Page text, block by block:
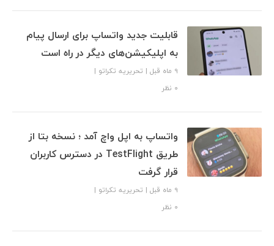
قابلیت جدید واتساپ برای ارسال پیام
به اپلیکیشن‌های دیگر در راه است
9 ماه قبل | تحریریه تکراتو |
۰ نظر
واتساپ به اپل واچ آمد ؛ نسخه بتا از
طریق TestFlight در دسترس کاربران
قرار گرفت
9 ماه قبل | تحریریه تکراتو |
۰ نظر